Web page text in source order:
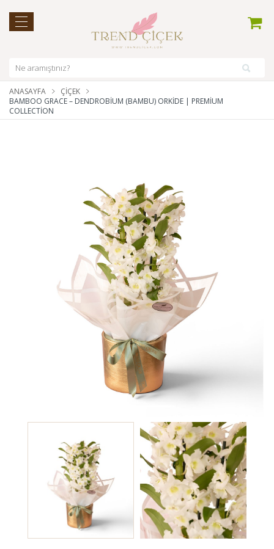
ANASAYFA
ÇIÇEK
BAMBOO GRACE – DENDROBIUM (BAMBU) ORKIDE | PREMIUM
COLLECTION